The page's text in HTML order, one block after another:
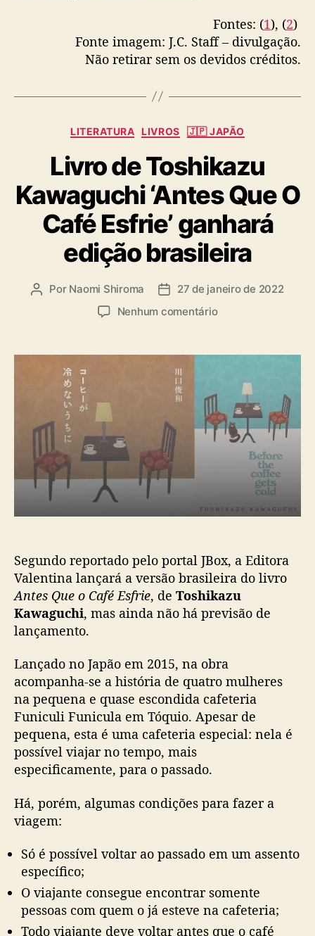
Fontes: (1), (2)
Fonte imagem: J.C. Staff – divulgação.
Não retirar sem os devidos créditos.
C
t
e
g
o
r
i
a
LITERATURA LIVROS 🇯🇵 JAPÃO
Livro de Toshikazu
Kawaguchi ‘Antes Que O
Café Esfrie’ ganhará
edição brasileira
A
r
s
Por Naomi Shiroma
D
d
l
i
c
a
ç
27 de janeiro de 2022
Nenhum comentárioe
i
o
d
e
i
z
u
a
w
u
c
h
i
‘
s
e
a
f
é
Segundo reportado pelo portal JBox, a Editora
Valentina lançará a versão brasileira do livro
Antes Que o Café Esfrie, de Toshikazu
Kawaguchi, mas ainda não há previsão de
lançamento.
Lançado no Japão em 2015, na obra
acompanha-se a história de quatro mulheres
na pequena e quase escondida cafeteria
Funiculi Funicula em Tóquio. Apesar de
pequena, esta é uma cafeteria especial: nela é
possível viajar no tempo, mais
especificamente, para o passado.
Há, porém, algumas condições para fazer a
viagem:
Só é possível voltar ao passado em um assento
específico;
O viajante consegue encontrar somente
pessoas com quem o já esteve na cafeteria;
Todo viajante deve voltar antes que o café